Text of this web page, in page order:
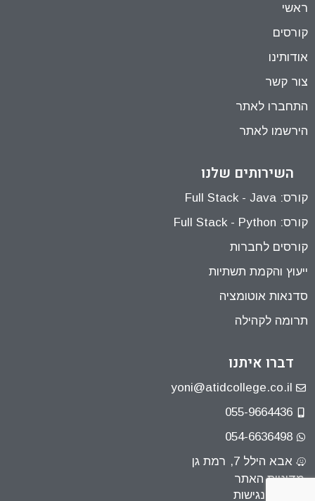
ראשי
קורסים
אודותינו
צור קשר
התחברו לאתר
הירשמו לאתר
השירותים שלנו
קורס: Full Stack - Java
קורס: Full Stack - Python
קורסים לחברות
ייעוץ והקמת תשתיות
סדנאות אוטומציה
תרומה לקהילה
דברו איתנו
yoni@atidcollege.co.il
055-9664436
054-6636498
אבא הילל 7, רמת גן
מדיניות האתר
הצהרת נגישות